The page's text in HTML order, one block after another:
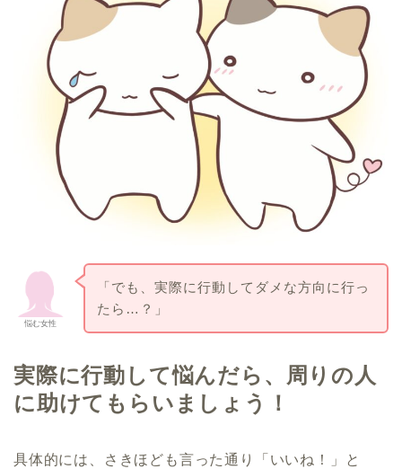
悩む女性
「でも、実際に行動してダメな方向に行っ
たら…？」
実際に行動して悩んだら、周りの人
に助けてもらいましょう！
具体的には、さきほども言った通り「いいね！」と